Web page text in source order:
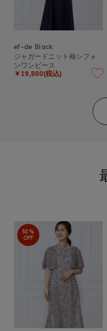
ef-de Black
ジャガードニット袖シフォ
ンワンピース
￥19,800(税込)
50%
OFF